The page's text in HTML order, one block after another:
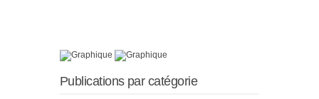
Publications par catégorie